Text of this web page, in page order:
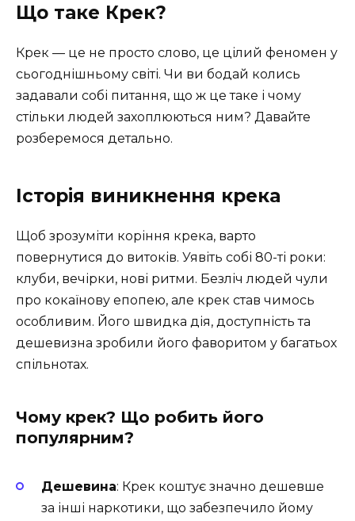
Що таке Крек?
Крек — це не просто слово, це цілий феномен у
сьогоднішньому світі. Чи ви бодай колись
задавали собі питання, що ж це таке і чому
стільки людей захоплюються ним? Давайте
розберемося детально.
Історія виникнення крека
Щоб зрозуміти коріння крека, варто
повернутися до витоків. Уявіть собі 80-ті роки:
клуби, вечірки, нові ритми. Безліч людей чули
про кокаїнову епопею, але крек став чимось
особливим. Його швидка дія, доступність та
дешевизна зробили його фаворитом у багатьох
спільнотах.
Чому крек? Що робить його
популярним?
Дешевина: Крек коштує значно дешевше
за інші наркотики, що забезпечило йому